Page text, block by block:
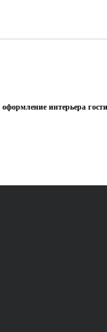
оформление интерьера